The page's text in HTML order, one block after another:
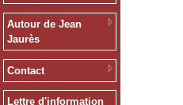
Autour de Jean
Jaurès
Contact
Lettre d'information